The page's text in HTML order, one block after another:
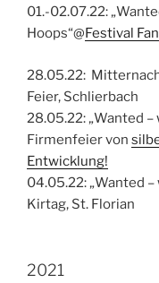
01.-02.07.22:
Hoops“@Festival
28.05.22:
Feier, Schlierbach
28.05.22: „Wanted
Firmenfeier von
Entwicklung!
04.05.22: „Wanted
Kirtag, St. Florian
2021